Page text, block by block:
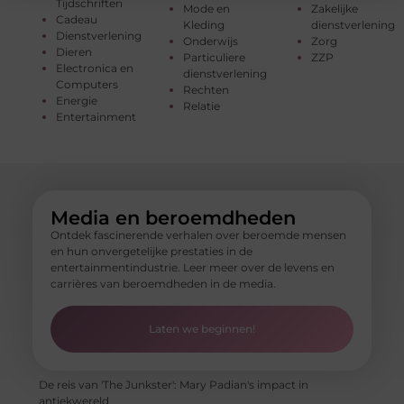
Tijdschriften
Cadeau
Dienstverlening
Dieren
Electronica en
Computers
Energie
Entertainment
Mode en
Kleding
Onderwijs
Particuliere
dienstverlening
Rechten
Relatie
Zakelijke
dienstverlening
Zorg
ZZP
Media en beroemdheden
Ontdek fascinerende verhalen over beroemde mensen
en hun onvergetelijke prestaties in de
entertainmentindustrie. Leer meer over de levens en
carrières van beroemdheden in de media.
Laten we beginnen!
De reis van 'The Junkster': Mary Padian's impact in
antiekwereld